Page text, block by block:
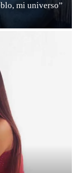
mi universo”